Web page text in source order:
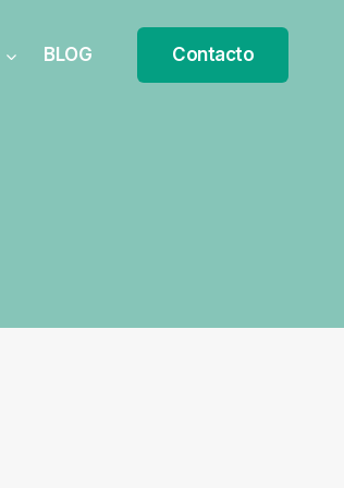
BLOG Contacto